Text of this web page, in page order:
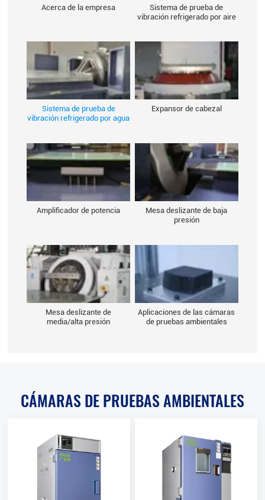
Acerca de la empresa
Sistema de prueba de
vibración refrigerado por aire
Sistema de prueba de
vibración refrigerado por agua
Expansor de cabezal
Amplificador de potencia
Mesa deslizante de baja
presión
Mesa deslizante de
media/alta presión
Aplicaciones de las cámaras
de pruebas ambientales
CÁMARAS DE PRUEBAS AMBIENTALES